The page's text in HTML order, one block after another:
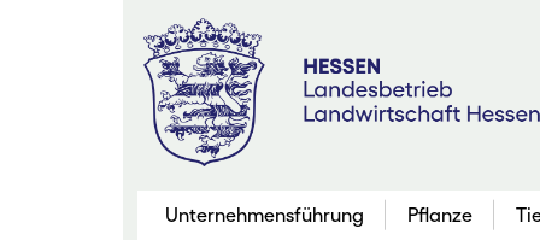
Inhalt
springen
Unternehmensführung Pflanze